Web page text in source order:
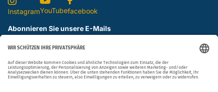
InstagramYouTubefacebook
Abonnieren Sie unsere E-Mails
Ja, ich stimme denDatenschutzbestimmungenzu.